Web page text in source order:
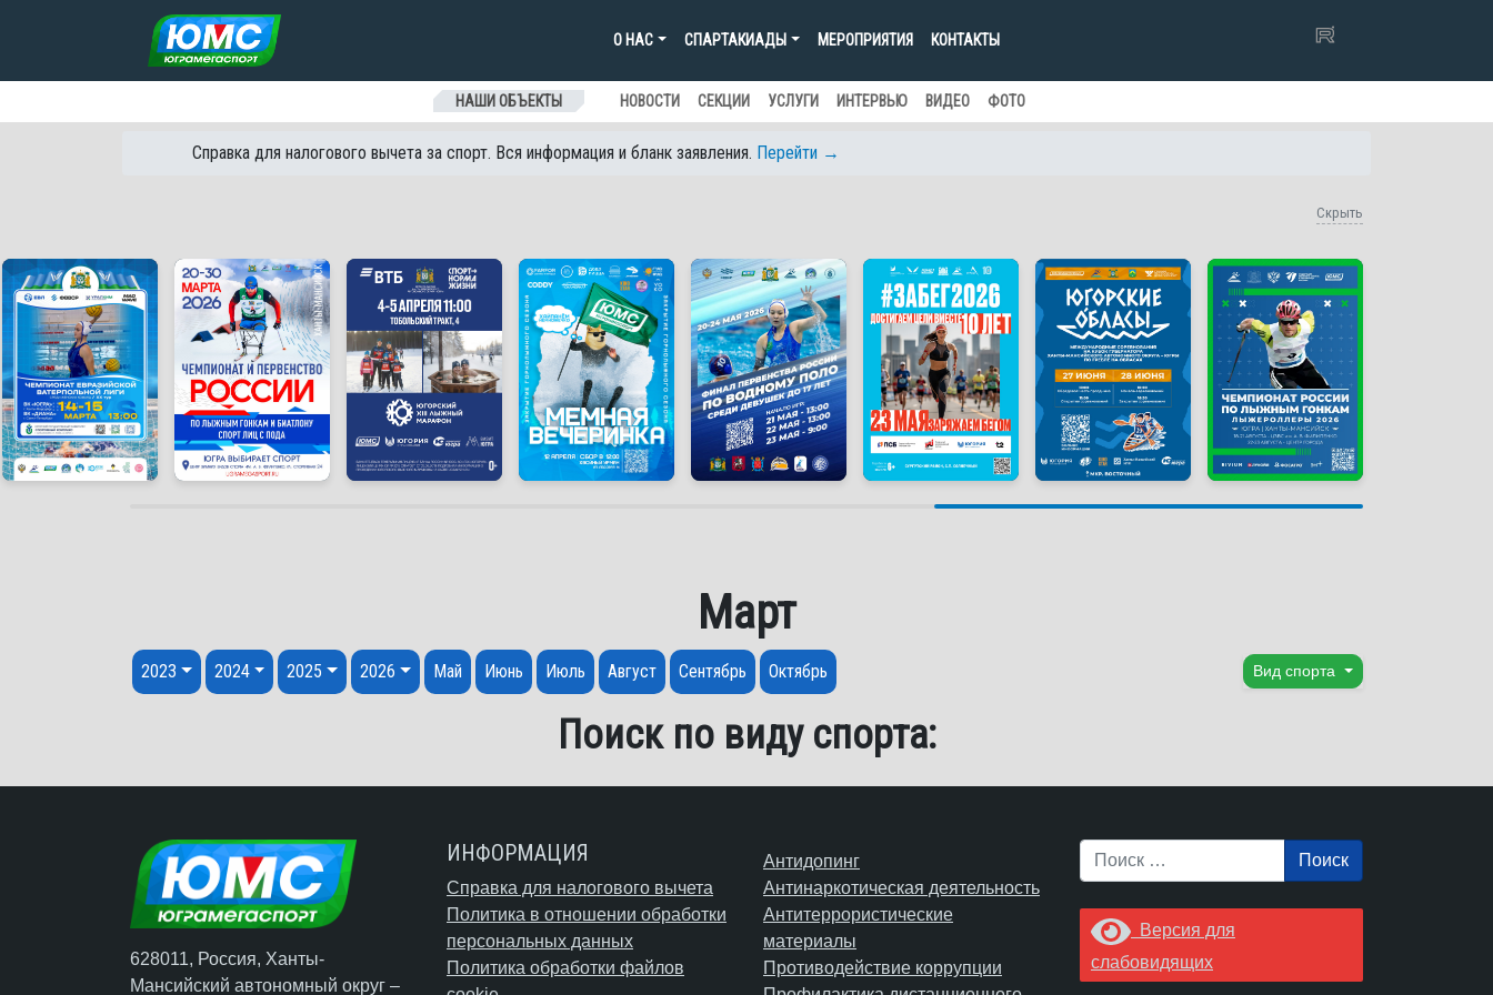
Перейти к содержанию
О НАС СПАРТАКИАДЫ МЕРОПРИЯТИЯ КОНТАКТЫ
НАШИ ОБЪЕКТЫ НОВОСТИ СЕКЦИИ УСЛУГИ ИНТЕРВЬЮ ВИДЕО ФОТО
Справка для налогового вычета за спорт. Вся информация и бланк заявления. Перейти →
Скрыть
Март
Перейти к содержанию
2023 2024 2025 2026 Май Июнь Июль Август Сентябрь Октябрь Вид спорта
Поиск по виду спорта:
628011, Россия, Ханты-
Мансийский автономный округ –
ИНФОРМАЦИЯ
Справка для налогового вычета
Политика в отношении обработки
персональных данных
Политика обработки файлов
Антидопинг
Антинаркотическая деятельность
Антитеррористические
материалы
Противодействие коррупции
Поиск
Версия для
слабовидящих